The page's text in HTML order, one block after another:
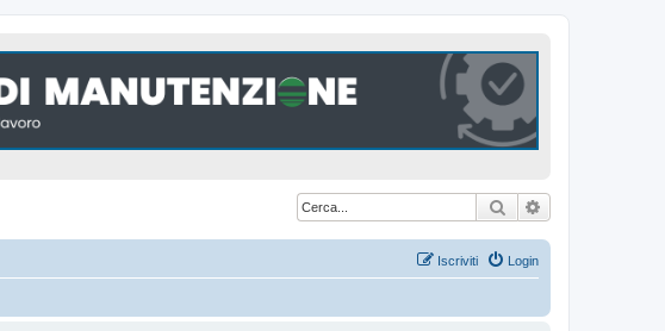
Cerca
Login
Iscriviti